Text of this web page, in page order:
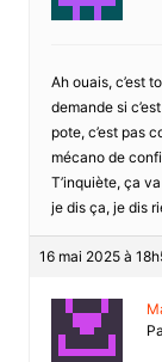
Ah ouais, c’est
demande si
pote, c’est pas
mécano de
T’inquiète, ça
je dis ça, je dis
16 mai 2025 à